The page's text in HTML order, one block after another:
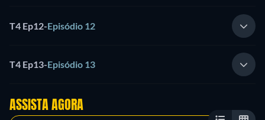
T4 Ep12-Episódio 12
T4 Ep13-Episódio 13
ASSISTA AGORA